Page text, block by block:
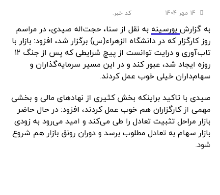
14 مهر 1404
به گزارشبورسینه به نقل از سنا، حجت‌اله صیدی، در مراسم
روز کارگزار که در دانشگاه الزهراء(س) برگزار شد، افزود: بازار با
تاب‌آوری و درایت توانست از پیچ شرایطی که پس از جنگ ۱۲
روزه ایجاد شد، عبور کند و در این مسیر سرمایه‌گذاران و
سهام‌داران خیلی خوب عمل کردند.
صیدی با تاکید براینکه بخش کثیری از نهادهای مالی و بخشی
مهمی از کارگزاران هم خوب عمل کردند، افزود: در حال حاضر
بازار مراحل تثبیت تعادل را طی می‌کند و امید می‌رود به زودی
بازار سهام به تعادل مطلوب برسد و دوران رونق بازار هم شروع
شود.